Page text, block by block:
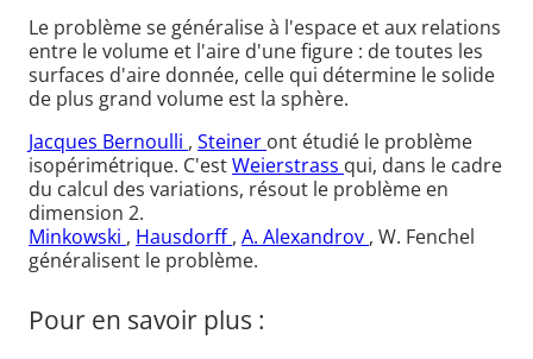
Le problème se généralise à l'espace et aux relations
entre le volume et l'aire d'une figure : de toutes les
surfaces d'aire donnée, celle qui détermine le solide
de plus grand volume est la sphère.
Jacques Bernoulli , Steiner ont étudié le problème
isopérimétrique. C'estWeierstrass qui, dans le cadre
du calcul des variations, résout le problème en
dimension 2.
Minkowski , Hausdorff, A. Alexandrov , W. Fenchel
généralisent le problème.
Pour en savoir plus :